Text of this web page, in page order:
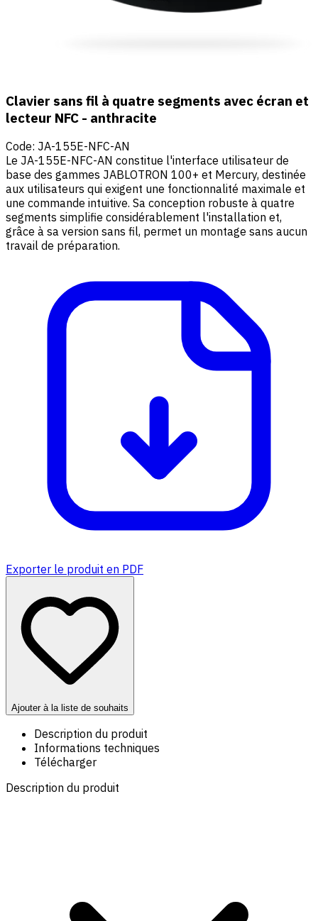
Clavier sans fil à quatre segments avec écran et
lecteur NFC - anthracite
Code: JA-155E-NFC-AN
Le JA-155E-NFC-AN constitue l'interface utilisateur de
base des gammes JABLOTRON 100+ et Mercury, destinée
aux utilisateurs qui exigent une fonctionnalité maximale et
une commande intuitive. Sa conception robuste à quatre
segments simplifie considérablement l'installation et,
grâce à sa version sans fil, permet un montage sans aucun
travail de préparation.
Exporter le produit en PDF
Ajouter à la liste de souhaits
Description du produit
Informations techniques
Télécharger
Description du produit